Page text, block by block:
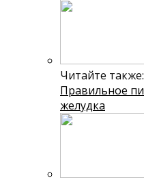
Читайте также:
Правильное
желудка